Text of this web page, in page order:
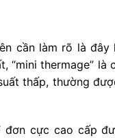
cần làm rõ là đây
“mini thermage”
thấp, thường
đơn cực cao cấp